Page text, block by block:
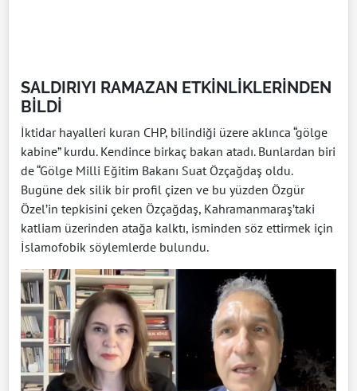
SALDIRIYI RAMAZAN ETKİNLİKLERİNDEN
BİLDİ
İktidar hayalleri kuran CHP, bilindiği üzere aklınca “gölge
kabine” kurdu. Kendince birkaç bakan atadı. Bunlardan biri
de “Gölge Milli Eğitim Bakanı Suat Özçağdaş oldu.
Bugüne dek silik bir profil çizen ve bu yüzden Özgür
Özel’in tepkisini çeken Özçağdaş, Kahramanmaraş’taki
katliam üzerinden atağa kalktı, isminden söz ettirmek için
İslamofobik söylemlerde bulundu.